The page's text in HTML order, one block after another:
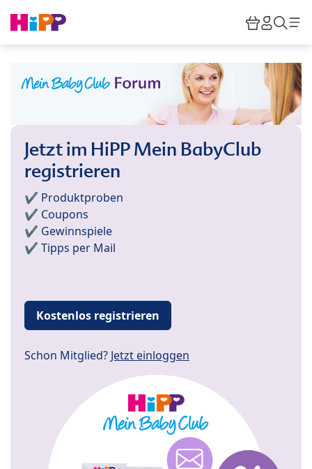
HiPP
Jetzt im HiPP Mein BabyClub
registrieren
✔️ Produktproben
✔️ Coupons
✔️ Gewinnspiele
✔️ Tipps per Mail
Kostenlos registrieren
Schon Mitglied? Jetzt einloggen